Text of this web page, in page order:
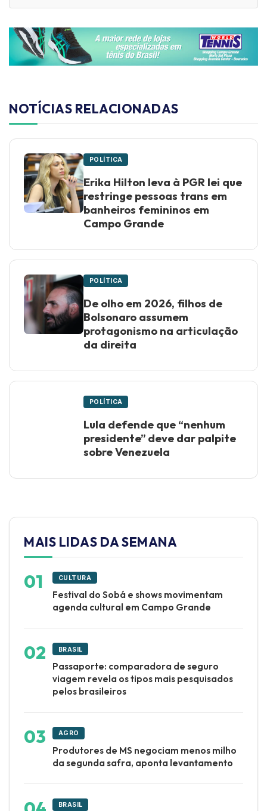
NOTÍCIAS RELACIONADAS
POLÍTICA
Erika Hilton leva à PGR lei que
restringe pessoas trans em
banheiros femininos em
Campo Grande
POLÍTICA
De olho em 2026, filhos de
Bolsonaro assumem
protagonismo na articulação
da direita
POLÍTICA
Lula defende que “nenhum
presidente” deve dar palpite
sobre Venezuela
MAIS LIDAS DA SEMANA
CULTURA
Festival do Sobá e shows movimentam
agenda cultural em Campo Grande
BRASIL
Passaporte: comparadora de seguro
viagem revela os tipos mais pesquisados
pelos brasileiros
AGRO
Produtores de MS negociam menos milho
da segunda safra, aponta levantamento
BRASIL